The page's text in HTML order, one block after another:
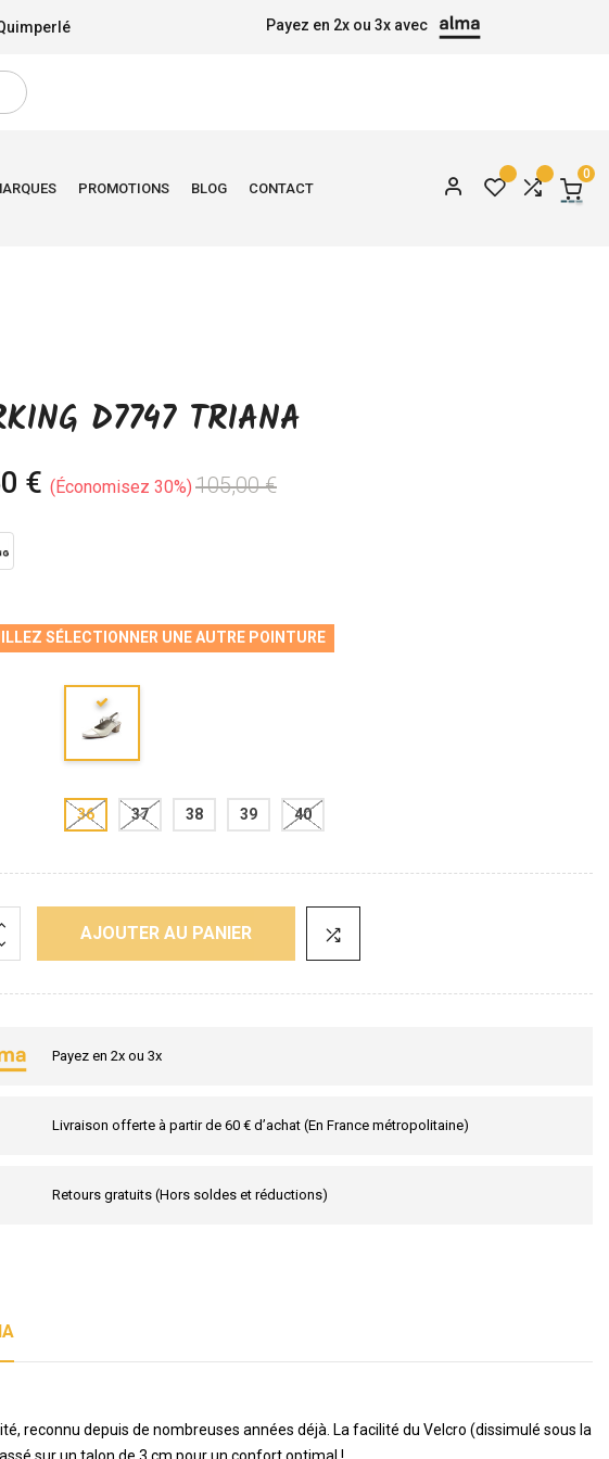
Payez en 2x ou 3x avec
PROMOTIONS BLOG CONTACT
0
D7747 TRIANA
€ Économisez 30% 105,00 €
SÉLECTIONNER UNE AUTRE POINTURE
36 37 38 39 40
AJOUTER AU PANIER
Payez en 2x ou 3x
Livraison offerte à partir de 60 € d’achat (En France métropolitaine)
Retours gratuits (Hors soldes et réductions)
reconnu depuis de nombreuses années déjà. La facilité du Velcro (dissimulé sous la
sur un talon de 3 cm pour un confort optimal !